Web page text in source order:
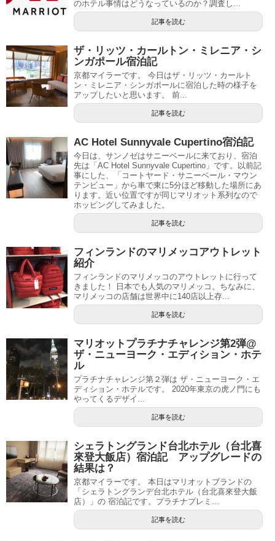
のホテル事情はどうなっているのか？調査し...
記事を読む
ザ・リッツ・カールトン・ミレニア・シ
ンガポール宿泊記
京都マイラーです。 今日はザ・リッツ・カールト
ン・ミレニア・シンガポールに宿泊した時の様子を
アップしたいと思います。 前...
記事を読む
AC Hotel Sunnyvale Cupertino宿泊記
今日は、サンノゼはサニーベールに来ており、宿泊
先は「AC Hotel Sunnyvale Cupertino」です。以前記
事にした、「コートヤード・サニーベール・マウン
テンビュー」から車で東に5分ほど移動した場所にあ
ります。近い位置ですが同じマリオット系列なので
ホッピングしてみました。
記事を読む
フィンランドのマリメッコアウトレット
紹介
フィンランドのマリメッコのアウトレットに行って
きました！ 日本でも人気のマリメッコ。ちなみに、
マリメッコの店舗は世界中に140店以上存...
記事を読む
マリオットプラチナチャレンジ第2弾@
ザ・ニューヨーク・エディション・ホテ
ル
プラチナチャレンジ第２弾は ザ・ニューヨーク・エ
ディション・ホテルです。 2020年東京の虎ノ門にも
やってくるデザイ...
記事を読む
シェラトングランド台北ホテル（台北喜
來登大飯店）宿泊記 アップグレードの
結果は？
京都マイラーです。 本日はマリオットブランドの
「シェラトングランデ台北ホテル（台北喜來登大飯
店）」の 宿泊記です。プラチナプレミ...
記事を読む